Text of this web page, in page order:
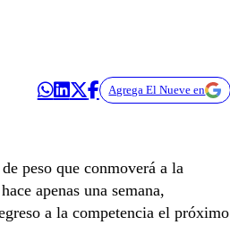
Agrega El Nueve en
peso que conmoverá a la
apenas una semana,
a la competencia el próximo